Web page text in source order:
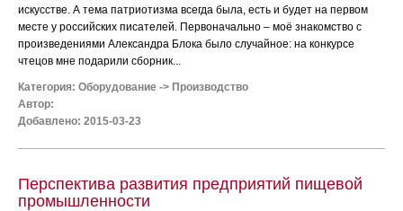
искусстве. А тема патриотизма всегда была, есть и будет на первом
месте у российских писателей. Первоначально – моё знакомство с
произведениями Александра Блока было случайное: на конкурсе
чтецов мне подарили сборник...
Категория: Оборудование -> Производство
Автор:
Добавлено: 2015-03-23
Перспектива развития предприятий пищевой
промышленности